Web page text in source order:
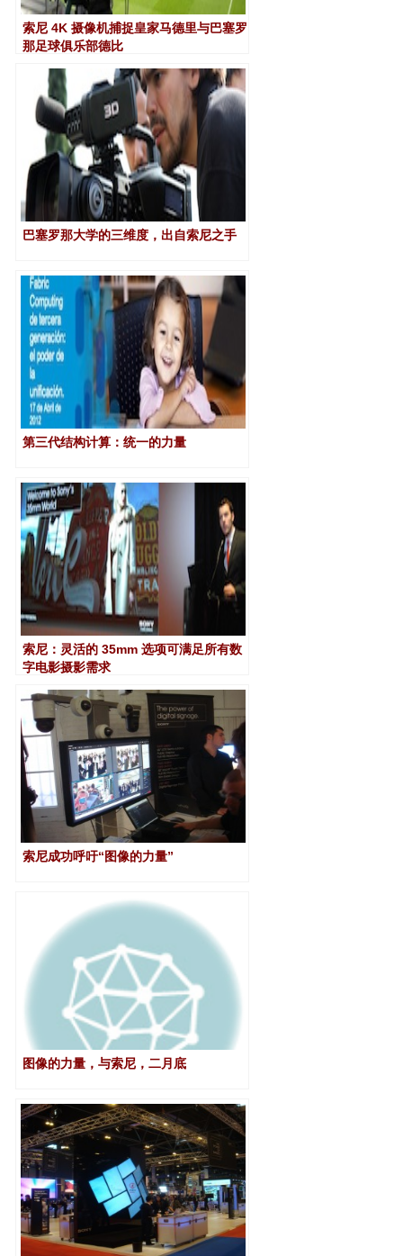
索尼 4K 摄像机捕捉皇家马德里与巴塞罗
那足球俱乐部德比
巴塞罗那大学的三维度，出自索尼之手
第三代结构计算：统一的力量
索尼：灵活的 35mm 选项可满足所有数
字电影摄影需求
索尼成功呼吁“图像的力量”
图像的力量，与索尼，二月底